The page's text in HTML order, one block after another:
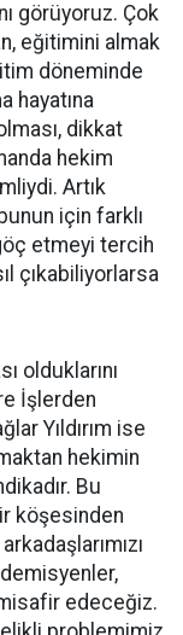
görüyoruz. Çok
eğitimini almak
döneminde
hayatına
dikkat
hekim
Artık
için farklı
etmeyi tercih
çıkabiliyorlarsa
olduklarını
İşlerden
Yıldırım ise
hekimin
Bu
köşesinden
edeceğiz.